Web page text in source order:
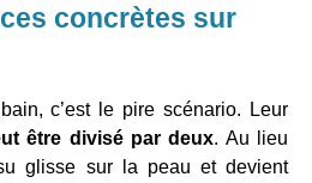
concrètes sur
c’est le pire scénario. Leur
être divisé par deux. Au lieu
glisse sur la peau et devient